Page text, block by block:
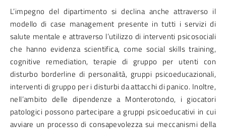
L’impegno del dipartimento si declina anche attraverso il
modello di case management presente in tutti i servizi di
salute mentale e attraverso l’utilizzo di interventi psicosociali
che hanno evidenza scientifica, come social skills training,
cognitive remediation, terapie di gruppo per utenti con
disturbo borderline di personalità, gruppi psicoeducazionali,
interventi di gruppo per i disturbi da attacchi di panico. Inoltre,
nell’ambito delle dipendenze a Monterotondo, i giocatori
patologici possono partecipare a gruppi psicoeducativi in cui
avviare un processo di consapevolezza sui meccanismi della